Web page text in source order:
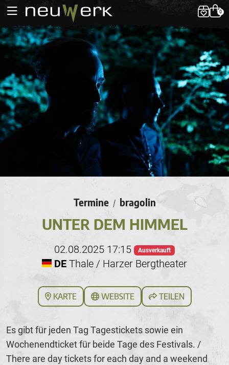
0
Termine / bragolin
UNTER DEM HIMMEL
02.08.2025 17:15 Ausverkauft
DE Thale / Harzer Bergtheater
KARTE WEBSITE TEILEN
Es gibt für jeden Tag Tagestickets sowie ein
Wochenendticket für beide Tage des Festivals. /
There are day tickets for each day and a weekend